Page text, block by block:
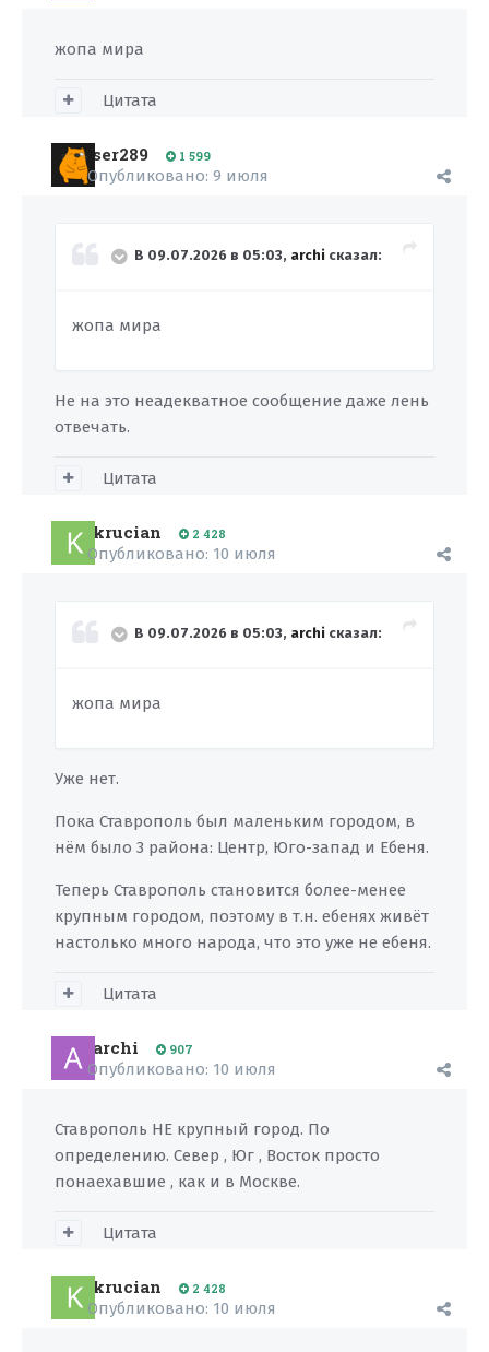
жопа мира
Цитата
ser289 1 599
Опубликовано: 9 июля
В 09.07.2026 в 05:03, archi сказал:
жопа мира
Не на это неадекватное сообщение даже лень
отвечать.
Цитата
krucian 2 428
Опубликовано: 10 июля
В 09.07.2026 в 05:03, archi сказал:
жопа мира
Уже нет.
Пока Ставрополь был маленьким городом, в
нём было 3 района: Центр, Юго-запад и Ебеня.
Теперь Ставрополь становится более-менее
крупным городом, поэтому в т.н. ебенях живёт
настолько много народа, что это уже не ебеня.
Цитата
archi 907
Опубликовано: 10 июля
Ставрополь НЕ крупный город. По
определению. Север , Юг , Восток просто
понаехавшие , как и в Москве.
Цитата
krucian 2 428
Опубликовано: 10 июля